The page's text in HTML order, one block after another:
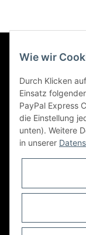
Gesetzliche
Social Engagement
Wie wir
Durch Klicken
Einsatz
PayPal Express
die Einstellung
unten). Weitere
in unserer